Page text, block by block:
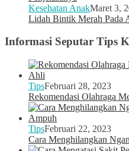
Kesehatan AnakMaret 3,
Lidah Bintik Merah Pada
Informasi Seputar Tips
TipsFebruari 28, 2023
Rekomendasi Olahraga
TipsFebruari 22, 2023
Cara Menghilangkan